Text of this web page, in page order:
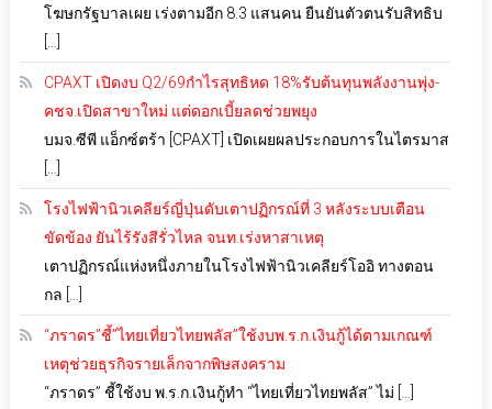
โฆษกรัฐบาลเผย เร่งตามอีก 8.3 แสนคน ยืนยันตัวตนรับสิทธิบ
[…]
CPAXT เปิดงบ Q2/69กำไรสุทธิหด 18%รับต้นทุนพลังงานพุ่ง-
คชจ.เปิดสาขาใหม่ แต่ดอกเบี้ยลดช่วยพยุง
บมจ.ซีพี แอ็กซ์ตร้า [CPAXT] เปิดเผยผลประกอบการในไตรมาส
[…]
โรงไฟฟ้านิวเคลียร์ญี่ปุ่นดับเตาปฏิกรณ์ที่ 3 หลังระบบเตือน
ขัดข้อง ยันไร้รังสีรั่วไหล จนท.เร่งหาสาเหตุ
เตาปฏิกรณ์แห่งหนึ่งภายในโรงไฟฟ้านิวเคลียร์โออิ ทางตอน
กล […]
“ภราดร”ชี้”ไทยเที่ยวไทยพลัส”ใช้งบพ.ร.ก.เงินกู้ได้ตามเกณฑ์
เหตุช่วยธุรกิจรายเล็กจากพิษสงคราม
“ภราดร” ชี้ใช้งบ พ.ร.ก.เงินกู้ทำ “ไทยเที่ยวไทยพลัส” ไม่ […]